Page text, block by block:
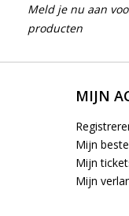
Meld je nu aan
producten
MIJN
Mijn
Mijn
Mijn